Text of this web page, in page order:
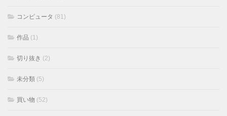
コンピュータ (81)
作品 (1)
切り抜き (2)
未分類 (5)
買い物 (52)